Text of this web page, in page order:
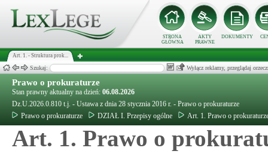
STRONA
GŁÓWNA
AKTY
PRAWNE
DOKUMENTY
Art. 1. - Struktura prok...
Szukaj: Wyłącz reklamy, przeglądaj
Prawo o prokuraturze
Stan prawny aktualny na dzień: 06.08.2026
Dz.U.2026.0.810 t.j. - Ustawa z dnia 28 stycznia 2016 r. - Prawo o prokuraturze
Prawo o prokuraturze
DZIAŁ I. Przepisy ogólne Art. 1. Prawo o
Art. 1. Prawo o